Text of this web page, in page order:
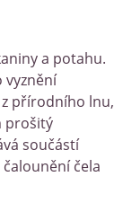
a potahu.
vyznění
přírodního lnu,
prošitý
součástí
čela